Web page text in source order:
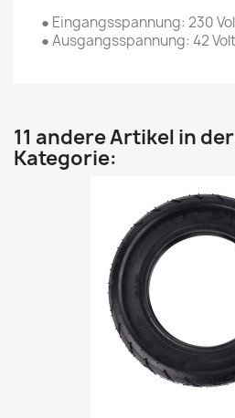
● Eingangsspannung: 230
● Ausgangsspannung: 42
11 andere Artikel in
Kategorie: